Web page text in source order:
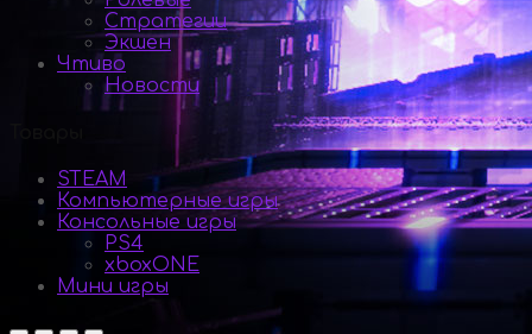
Стратегии
Экшен
Чтиво
Новости
STEAM
Компьютерные игры
Консольные игры
PS4
xboxONE
Мини игры